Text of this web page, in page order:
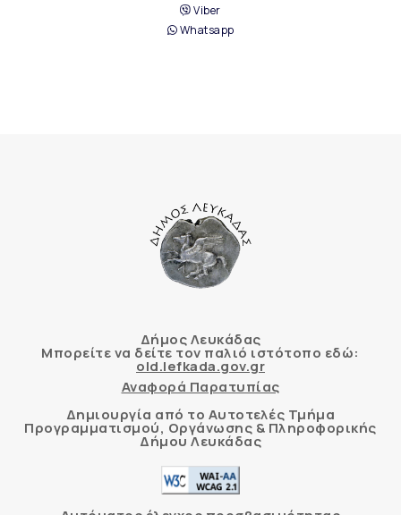
Viber
Whatsapp
Δήμος Λευκάδας
Μπορείτε να δείτε τον παλιό ιστότοπο εδώ:
old.lefkada.gov.gr
Αναφορά Παρατυπίας
Δημιουργία από το Αυτοτελές Τμήμα
Προγραμματισμού, Οργάνωσης & Πληροφορικής
Δήμου Λευκάδας